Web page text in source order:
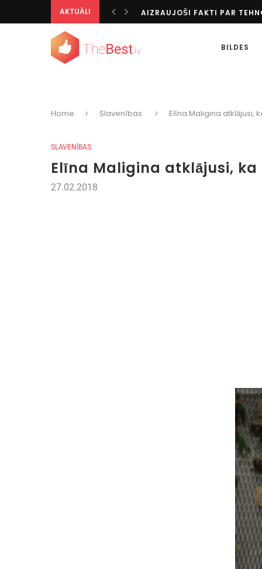
AKTUĀLI
AIZRAUJOŠI FAKTI PAR
TOTALIZATORS KĀ
KĀ IZKLAIDĒTIES BEZ
SPĒĻU AUTOMĀTU BONUSU
BILDES
Home Slavenības Elīna Maligina atklājusi,
SLAVENĪBAS
Elīna Maligina atklājusi,
27.02.2018